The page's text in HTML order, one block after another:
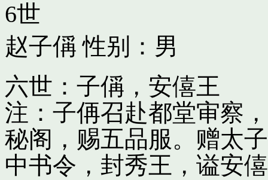
6世
赵子偁 性别：男
六世：子偁，安僖王
注：子侢召赴都堂审察
秘阁，赐五品服。赠太
中书令，封秀王，谥安